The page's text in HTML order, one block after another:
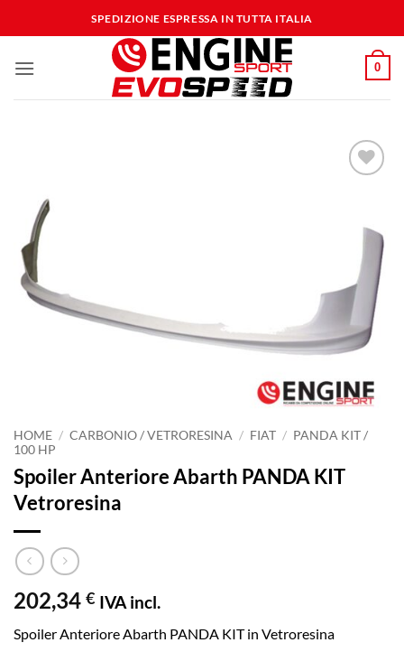
ai
SPEDIZIONE ESPRESSA IN TUTTA ITALIA
0
dei
HOME / CARBONIO / VETRORESINA / FIAT / PANDA KIT /
100 HP
Spoiler Anteriore Abarth PANDA KIT
Vetroresina
202,34 € IVA incl.
Spoiler Anteriore Abarth PANDA KIT in Vetroresina